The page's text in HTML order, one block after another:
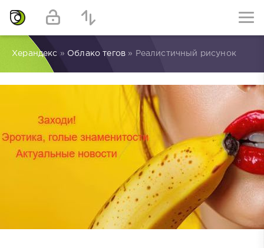
Херандекс » Облако тегов » Реалистичный рисунок